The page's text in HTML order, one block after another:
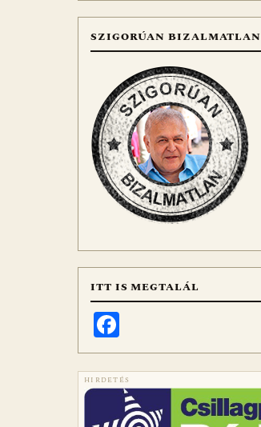
SZIGORÚAN BIZALMATLAN
ITT IS MEGTALÁL
HIRDETÉS